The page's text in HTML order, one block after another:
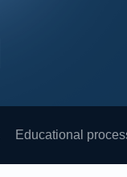
Educational